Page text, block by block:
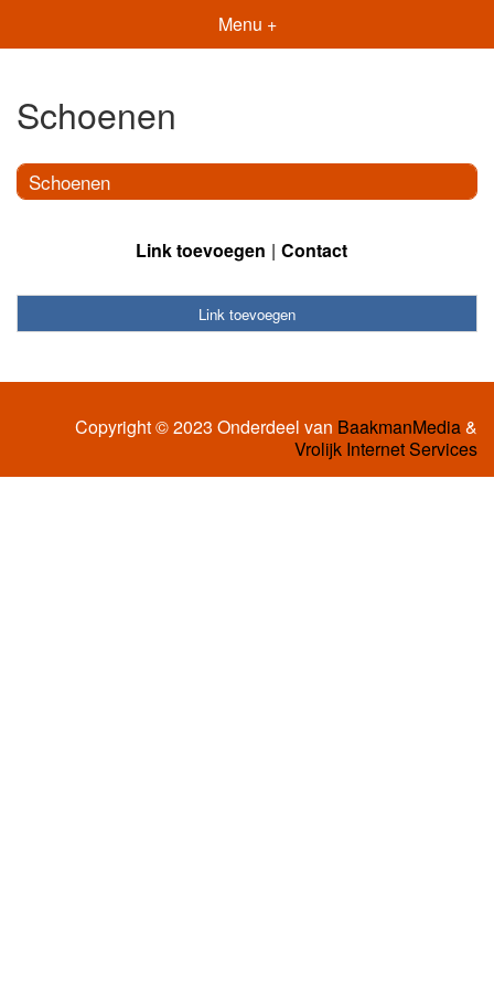
Menu +
Schoenen
Schoenen
Link toevoegen Contact
Link toevoegen
Copyright © 2023 Onderdeel van BaakmanMedia&
Vrolijk Internet Services